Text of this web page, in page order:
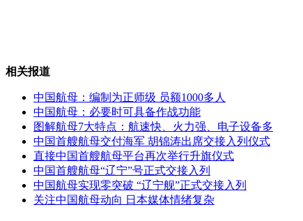
中国首艘航母为何命名“辽宁舰”
山西运城恶犬咬伤多人 警民合力深夜将其击毙
相关报道
中国航母：编制为正师级 员额1000多人
中国航母：必要时可具备作战功能
图解航母7大特点：航速快、火力强、电子设备多
中国首艘航母交付海军 胡锦涛出席交接入列仪式
直接中国首艘航母平台再次举行升旗仪式
中国首艘航母“辽宁”号正式交接入列
中国航母实现零突破 “辽宁舰”正式交接入列
关注中国航母动向 日本媒体情绪复杂